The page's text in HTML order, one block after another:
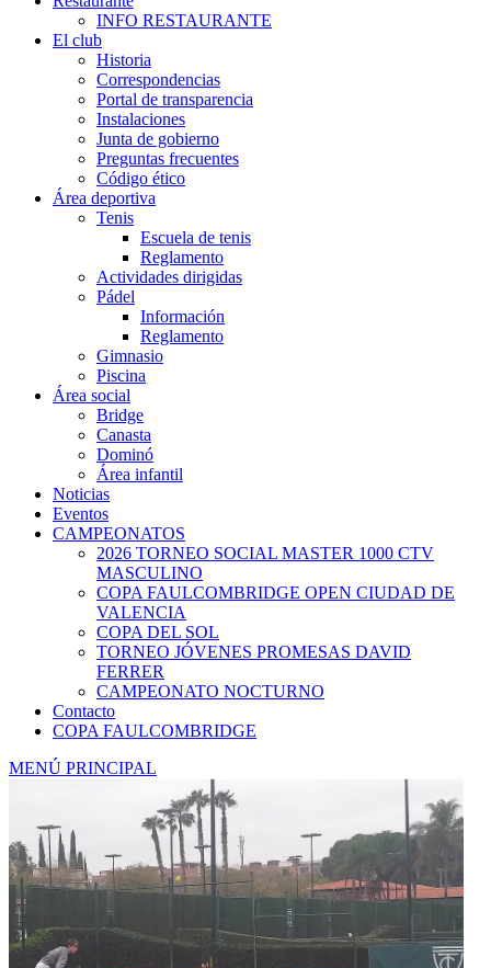
INFO RESTAURANTE
El club
Historia
Correspondencias
Portal de transparencia
Instalaciones
Junta de gobierno
Preguntas frecuentes
Código ético
Área deportiva
Tenis
Escuela de tenis
Reglamento
Actividades dirigidas
Pádel
Información
Reglamento
Gimnasio
Piscina
Área social
Bridge
Canasta
Dominó
Área infantil
Noticias
Eventos
CAMPEONATOS
2026 TORNEO SOCIAL MASTER 1000 CTV
MASCULINO
COPA FAULCOMBRIDGE OPEN CIUDAD DE
VALENCIA
COPA DEL SOL
TORNEO JÓVENES PROMESAS DAVID
FERRER
CAMPEONATO NOCTURNO
Contacto
COPA FAULCOMBRIDGE
MENÚ PRINCIPAL